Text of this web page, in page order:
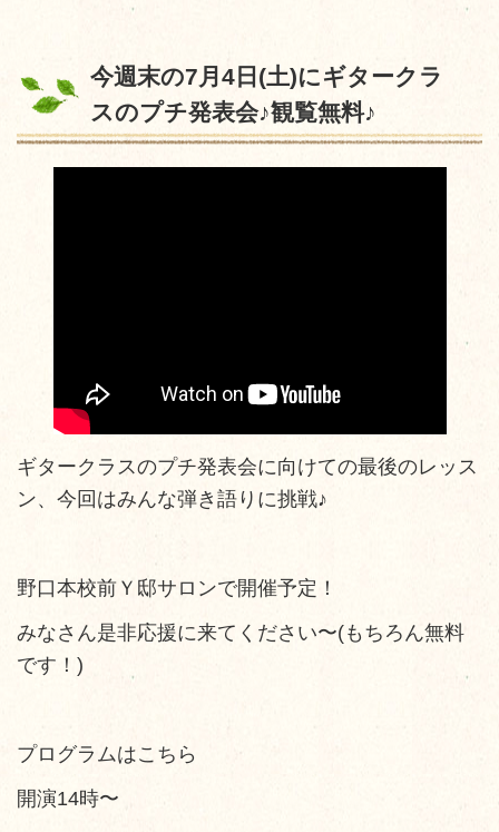
今週末の7月4日(土)にギタークラ
スのプチ発表会♪観覧無料♪
ギタークラスのプチ発表会に向けての最後のレッス
ン、今回はみんな弾き語りに挑戦♪
野口本校前Ｙ邸サロンで開催予定！
みなさん是非応援に来てください〜(もちろん無料
です！)
プログラムはこちら
​開演14時〜